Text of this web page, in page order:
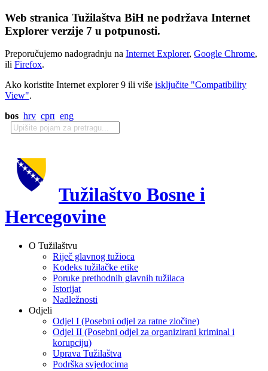
Web stranica Tužilaštva BiH ne podržava Internet
Explorer verzije 7 u potpunosti.
Preporučujemo nadogradnju na Internet Explorer, Google Chrome,
ili Firefox.
Ako koristite Internet explorer 9 ili više isključite "Compatibility
View".
bos hrv срп eng
Tužilaštvo Bosne i
Hercegovine
O Tužilaštvu
Riječ glavnog tužioca
Kodeks tužilačke etike
Poruke prethodnih glavnih tužilaca
Istorijat
Nadležnosti
Odjeli
Odjel I (Posebni odjel za ratne zločine)
Odjel II (Posebni odjel za organizirani kriminal i
korupciju)
Uprava Tužilaštva
Podrška svjedocima